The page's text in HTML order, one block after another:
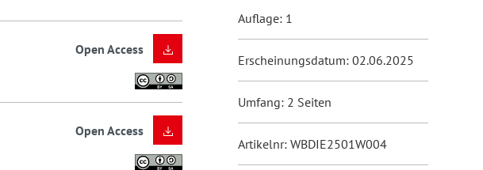
Open Access
Open Access
Auflage: 1
Erscheinungsdatum: 02.06.2025
Umfang: 2 Seiten
Artikelnr: WBDIE2501W004